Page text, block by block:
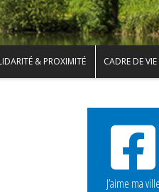
& PROXIMITÉ CADRE DE VIE
J’aime ma ville